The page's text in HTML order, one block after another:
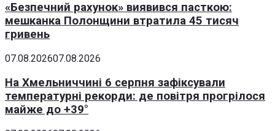
«Безпечний рахунок» виявився пасткою:
мешканка Полонщини втратила 45 тисяч
гривень
07.08.202607.08.2026
На Хмельниччині 6 серпня зафіксували
температурні рекорди: де повітря прогрілося
майже до +39°